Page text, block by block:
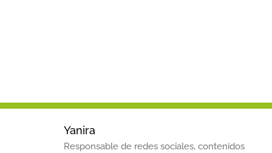
Yanira
Responsable de redes sociales, contenidos